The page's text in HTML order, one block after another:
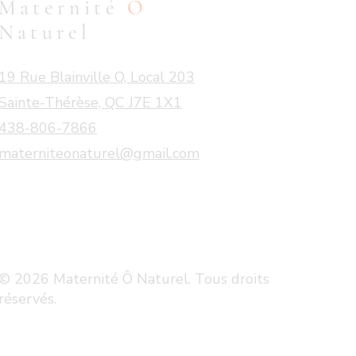
Ô
Rue Blainville O, Local 203
Thérèse, QC J7E 1X1
806-7866
2026 Maternité Ô Naturel. Tous droits